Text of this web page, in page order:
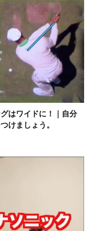
はワイドに！｜自分
けましょう。